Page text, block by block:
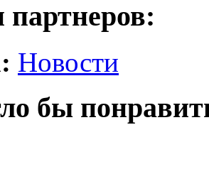
партнеров:
Новости
бы